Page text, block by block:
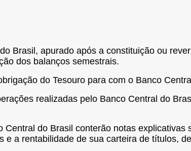
Brasil, apurado após a constituição ou
dos balanços semestrais.
do Tesouro para com o Banco
realizadas pelo Banco Central do
Central do Brasil conterão notas
e a rentabilidade de sua carteira de títulos,